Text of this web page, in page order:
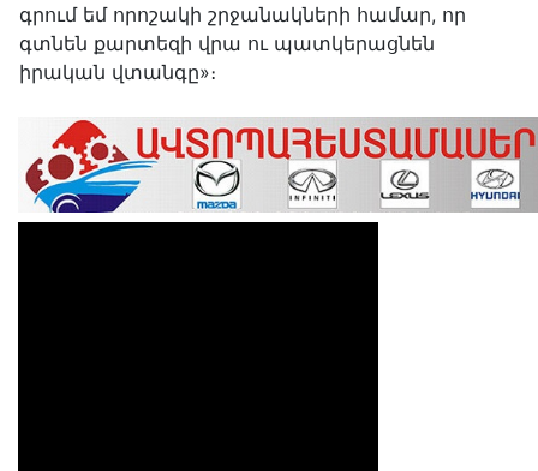
գրում եմ որոշակի շրջանակների համար, որ
գտնեն քարտեզի վրա ու պատկերացնեն
իրական վտանգը»։